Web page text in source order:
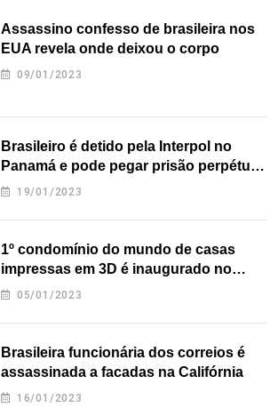
Assassino confesso de brasileira nos
EUA revela onde deixou o corpo
09/01/2023
Brasileiro é detido pela Interpol no
Panamá e pode pegar prisão perpétua
nos EUA
19/01/2023
1º condomínio do mundo de casas
impressas em 3D é inaugurado no
Texas
05/01/2023
Brasileira funcionária dos correios é
assassinada a facadas na Califórnia
16/01/2023